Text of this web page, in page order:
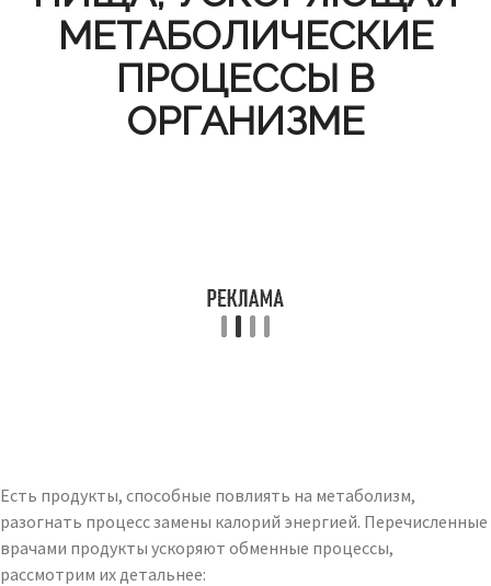
МЕТАБОЛИЧЕСКИЕ
ПРОЦЕССЫ В
ОРГАНИЗМЕ
Есть продукты, способные повлиять на метаболизм,
разогнать процесс замены калорий энергией. Перечисленные
врачами продукты ускоряют обменные процессы,
рассмотрим их детальнее: